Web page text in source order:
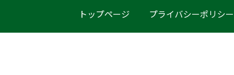
トップページ プライバシーポリシー